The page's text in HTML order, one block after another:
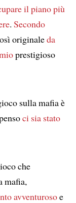
il piano più
. Secondo
originaleda
prestigioso
sulla mafia è
ci sia stato
che
mafia,
avventurosoe